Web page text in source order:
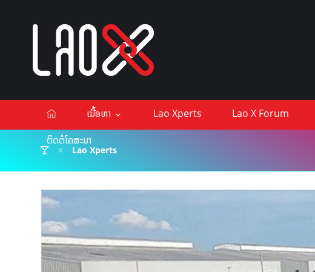
ເນື້ອຫາ Lao Xperts Lao X Forum
ຕິດຕໍ່ໂຄສະນາ
Lao Xperts